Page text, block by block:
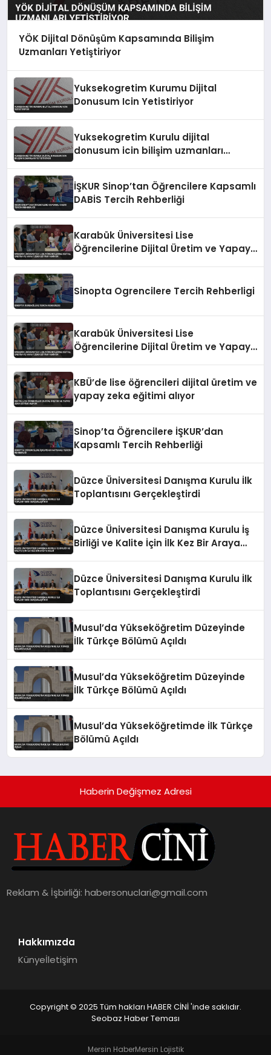
YÖK Dijital Dönüşüm Kapsamında Bilişim
Uzmanları Yetiştiriyor
Yuksekogretim Kurumu Dijital
Donusum Icin Yetistiriyor
Yuksekogretim Kurulu dijital
donusum icin bilişim uzmanları
İŞKUR Sinop’tan Öğrencilere Kapsamlı
DABİS Tercih Rehberliği
Karabük Üniversitesi Lise
Öğrencilerine Dijital Üretim ve Yapay
Sinopta Ogrencilere Tercih Rehberligi
Karabük Üniversitesi Lise
Öğrencilerine Dijital Üretim ve Yapay
KBÜ’de lise öğrencileri dijital üretim ve
yapay zeka eğitimi alıyor
Sinop’ta Öğrencilere İŞKUR’dan
Kapsamlı Tercih Rehberliği
Düzce Üniversitesi Danışma Kurulu İlk
Toplantısını Gerçekleştirdi
Düzce Üniversitesi Danışma Kurulu İş
Birliği ve Kalite İçin İlk Kez Bir Araya
Düzce Üniversitesi Danışma Kurulu İlk
Toplantısını Gerçekleştirdi
Musul’da Yükseköğretim Düzeyinde
İlk Türkçe Bölümü Açıldı
Musul’da Yükseköğretim Düzeyinde
İlk Türkçe Bölümü Açıldı
Musul’da Yükseköğretimde İlk Türkçe
Bölümü Açıldı
Haberin Değişmez Adresi
Reklam & İşbirliği:habersonuclari@gmail.com
Hakkımızda
Künyeİletişim
Copyright © 2025 Tüm hakları HABER CİNİ 'inde saklıdır.
Seobaz Haber Teması
Mersin HaberMersin Lojistik